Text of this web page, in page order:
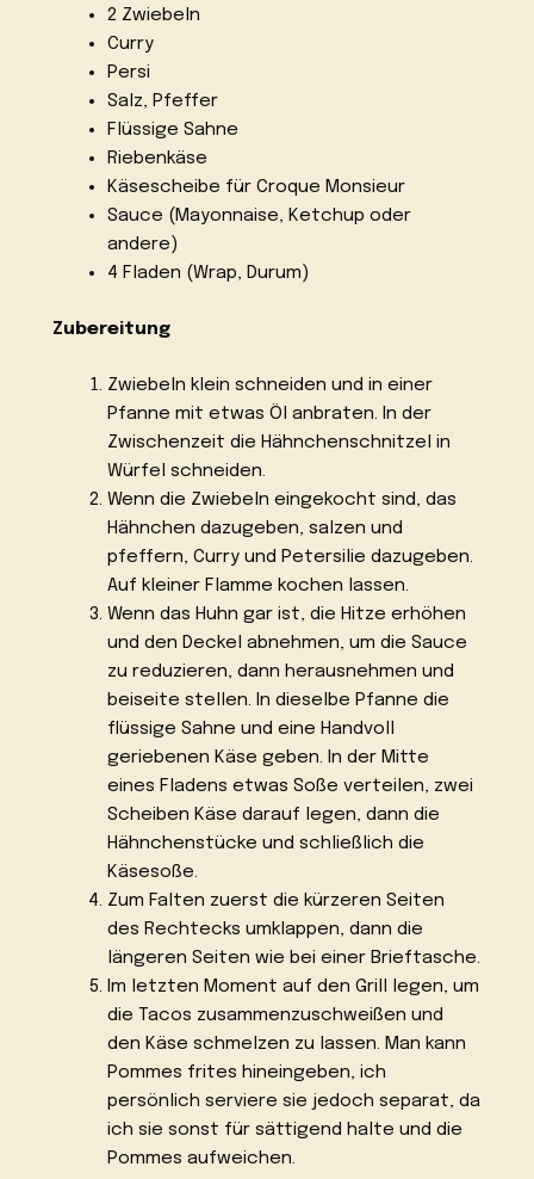
2 Zwiebeln
Curry
Persi
Salz, Pfeffer
Flüssige Sahne
Riebenkäse
Käsescheibe für Croque Monsieur
Sauce (Mayonnaise, Ketchup oder
andere)
4 Fladen (Wrap, Durum)
Zubereitung
Zwiebeln klein schneiden und in einer
Pfanne mit etwas Öl anbraten. In der
Zwischenzeit die Hähnchenschnitzel in
Würfel schneiden.
Wenn die Zwiebeln eingekocht sind, das
Hähnchen dazugeben, salzen und
pfeffern, Curry und Petersilie dazugeben.
Auf kleiner Flamme kochen lassen.
Wenn das Huhn gar ist, die Hitze erhöhen
und den Deckel abnehmen, um die Sauce
zu reduzieren, dann herausnehmen und
beiseite stellen. In dieselbe Pfanne die
flüssige Sahne und eine Handvoll
geriebenen Käse geben. In der Mitte
eines Fladens etwas Soße verteilen, zwei
Scheiben Käse darauf legen, dann die
Hähnchenstücke und schließlich die
Käsesoße.
Zum Falten zuerst die kürzeren Seiten
des Rechtecks umklappen, dann die
längeren Seiten wie bei einer Brieftasche.
Im letzten Moment auf den Grill legen, um
die Tacos zusammenzuschweißen und
den Käse schmelzen zu lassen. Man kann
Pommes frites hineingeben, ich
persönlich serviere sie jedoch separat, da
ich sie sonst für sättigend halte und die
Pommes aufweichen.